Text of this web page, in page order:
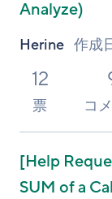
Analyze)
Herine 作成
12
票 コ
[Help
SUM of a